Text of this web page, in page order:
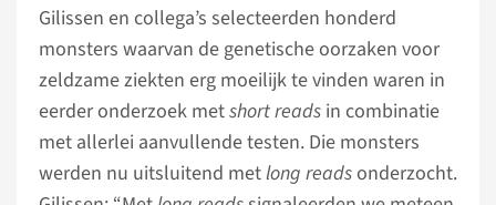
Gilissen en collega’s selecteerden honderd
monsters waarvan de genetische oorzaken voor
zeldzame ziekten erg moeilijk te vinden waren in
eerder onderzoek metshort reads in combinatie
met allerlei aanvullende testen. Die monsters
werden nu uitsluitend metlong readsonderzocht.